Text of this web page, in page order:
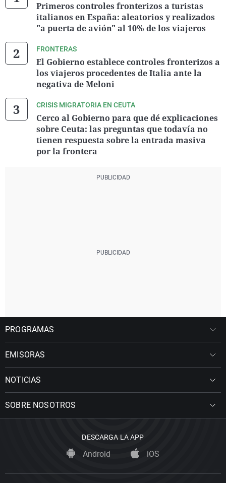
Primeros controles fronterizos a turistas
italianos en España: aleatorios y realizados
"a puerta de avión" al 10% de los viajeros
FRONTERAS
El Gobierno establece controles fronterizos a
los viajeros procedentes de Italia ante la
negativa de Meloni
CRISIS MIGRATORIA EN CEUTA
Cerco al Gobierno para que dé explicaciones
sobre Ceuta: las preguntas que todavía no
tienen respuesta sobre la entrada masiva
por la frontera
PROGRAMAS
EMISORAS
NOTICIAS
SOBRE NOSOTROS
DESCARGA LA APP
Android iOS